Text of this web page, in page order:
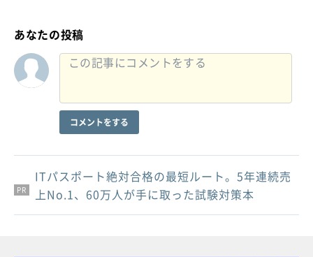
あなたの投稿
コメントをする
PR
PR
PR
ITパスポート絶対合格の最短ルート。5年連続売
上No.1、60万人が手に取った試験対策本